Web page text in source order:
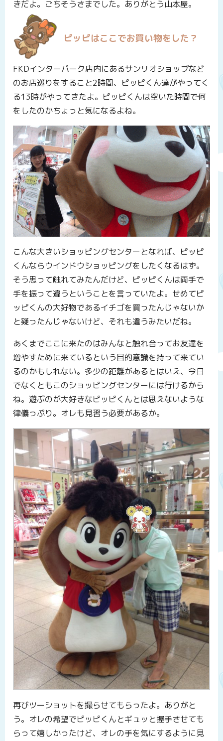
きだよ。ごちそうさまでした。ありがとう山本屋。
ピッピはここでお買い物をした？
FKDインターパーク店内にあるサンリオショップなど
のお店巡りをすること2時間、ピッピくん達がやってく
る13時がやってきたよ。ピッピくんは空いた時間で何
をしたのかちょっと気になるよね。
こんな大きいショッピングセンターとなれば、ピッピ
くんならウインドウショッピングをしたくなるはず。
そう思って触れてみたんだけど、ピッピくんは両手で
手を振って違うということを言っていたよ。せめてピ
ッピくんの大好物であるイチゴを買ったんじゃないか
と疑ったんじゃないけど、それも違うみたいだね。
あくまでここに来たのはみんなと触れ合ってお友達を
増やすために来ているという目的意識を持って来てい
るのかもしれない。多少の距離があるとはいえ、今日
でなくともこのショッピングセンターには行けるから
ね。遊ぶのが大好きなピッピくんとは思えないような
律儀っぷり。オレも見習う必要があるか。
再びツーショットを撮らせてもらったよ。ありがと
う。オレの希望でピッピくんとギュッと握手させても
らって嬉しかったけど、オレの手を気にするように見